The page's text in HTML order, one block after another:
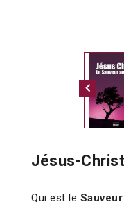
Jésus-
Qui est le Sauveur